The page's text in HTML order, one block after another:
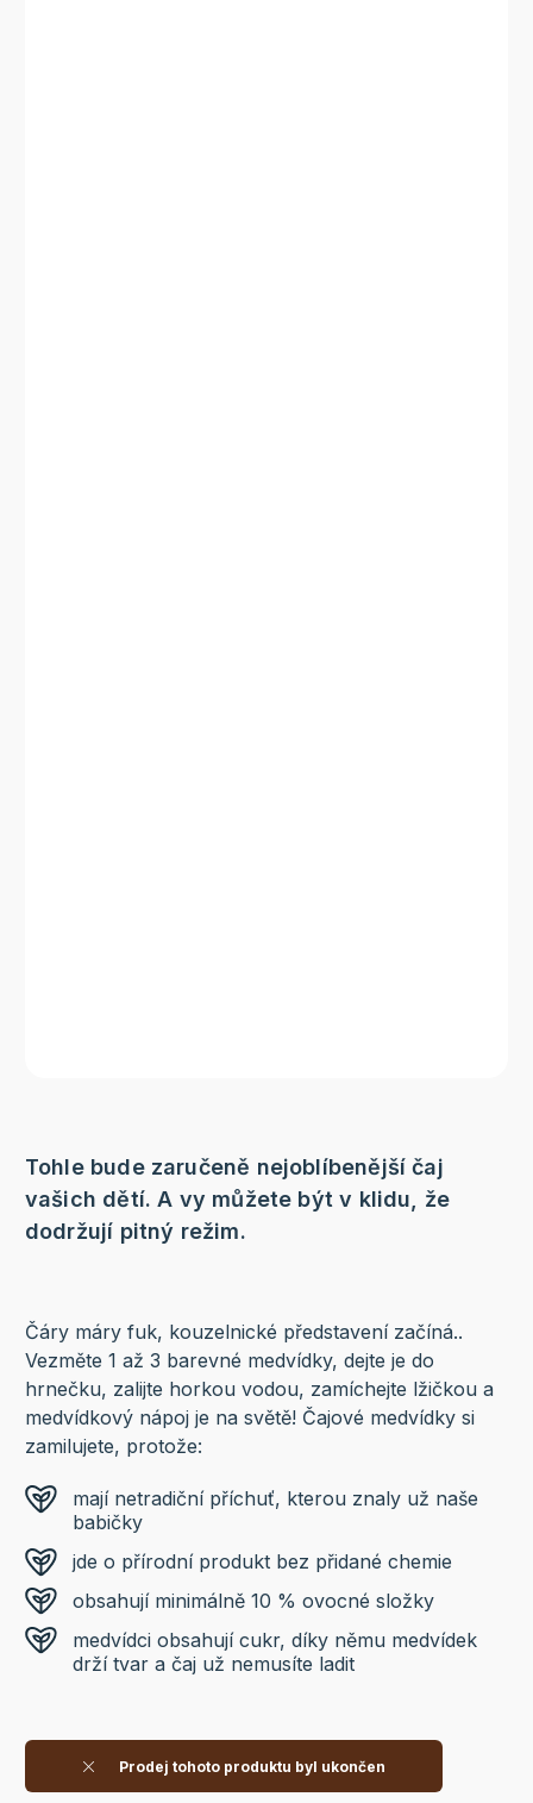
Tohle bude zaručeně nejoblíbenější čaj
vašich dětí. A vy můžete být v klidu, že
dodržují pitný režim.
Čáry máry fuk, kouzelnické představení začíná..
Vezměte 1 až 3 barevné medvídky, dejte je do
hrnečku, zalijte horkou vodou, zamíchejte lžičkou a
medvídkový nápoj je na světě! Čajové medvídky si
zamilujete, protože:
mají netradiční příchuť, kterou znaly už naše
babičky
jde o přírodní produkt bez přidané chemie
obsahují minimálně 10 % ovocné složky
medvídci obsahují cukr, díky němu medvídek
drží tvar a čaj už nemusíte ladit
Prodej tohoto produktu byl ukončen